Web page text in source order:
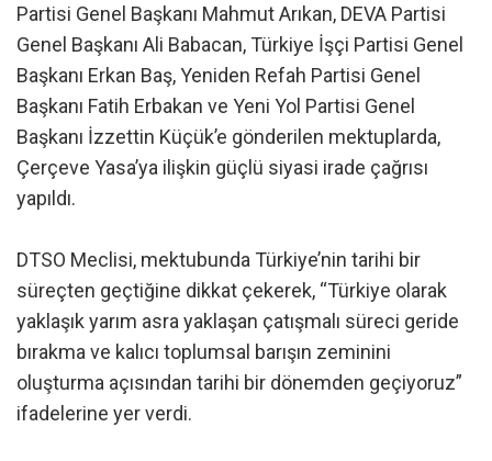
Partisi Genel Başkanı Mahmut Arıkan, DEVA Partisi
Genel Başkanı Ali Babacan, Türkiye İşçi Partisi Genel
Başkanı Erkan Baş, Yeniden Refah Partisi Genel
Başkanı Fatih Erbakan ve Yeni Yol Partisi Genel
Başkanı İzzettin Küçük’e gönderilen mektuplarda,
Çerçeve Yasa’ya ilişkin güçlü siyasi irade çağrısı
yapıldı.
DTSO Meclisi, mektubunda Türkiye’nin tarihi bir
süreçten geçtiğine dikkat çekerek, “Türkiye olarak
yaklaşık yarım asra yaklaşan çatışmalı süreci geride
bırakma ve kalıcı toplumsal barışın zeminini
oluşturma açısından tarihi bir dönemden geçiyoruz”
ifadelerine yer verdi.